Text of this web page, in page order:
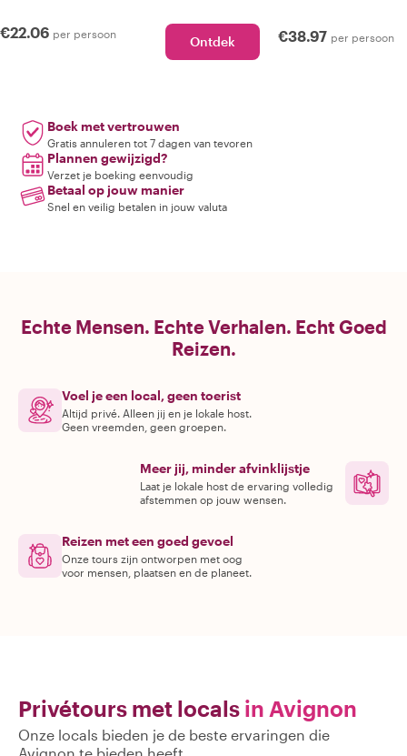
€22.06 per persoon Ontdek €38.97 per persoon
Boek met vertrouwen
Gratis annuleren tot 7 dagen van tevoren
Plannen gewijzigd?
Verzet je boeking eenvoudig
Betaal op jouw manier
Snel en veilig betalen in jouw valuta
Echte Mensen. Echte Verhalen. Echt Goed
Reizen.
Voel je een local, geen toerist
Altijd privé. Alleen jij en je lokale host.
Geen vreemden, geen groepen.
Meer jij, minder afvinklijstje
Laat je lokale host de ervaring volledig
afstemmen op jouw wensen.
Reizen met een goed gevoel
Onze tours zijn ontworpen met oog
voor mensen, plaatsen en de planeet.
Privétours met locals in Avignon
Onze locals bieden je de beste ervaringen die